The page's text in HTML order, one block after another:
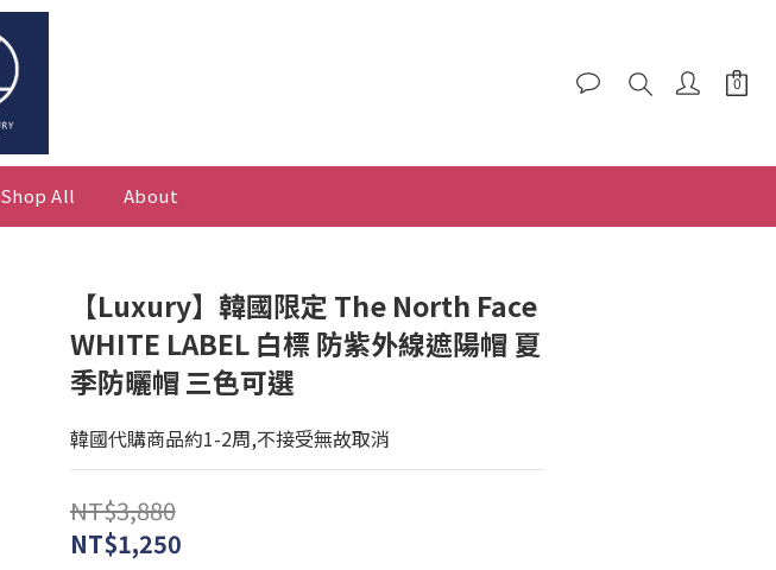
Shop All About
【Luxury】韓國限定 The North Face
WHITE LABEL 白標 防紫外線遮陽帽 夏
季防曬帽 三色可選
韓國代購商品約1-2周,不接受無故取消
NT$3,880
NT$1,250